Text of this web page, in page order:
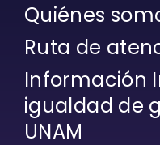
Quiénes
Ruta de
Información
igualdad de
UNAM